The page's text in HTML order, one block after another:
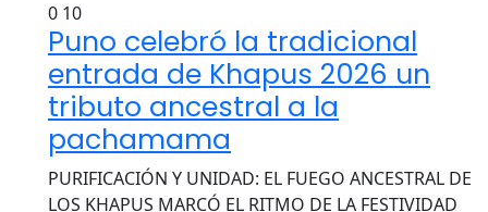
0 10
Puno celebró la tradicional
entrada de Khapus 2026 un
tributo ancestral a la
pachamama
PURIFICACIÓN Y UNIDAD: EL FUEGO ANCESTRAL DE
LOS KHAPUS MARCÓ EL RITMO DE LA FESTIVIDAD